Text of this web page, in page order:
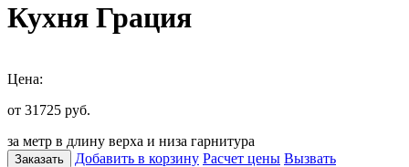
Кухня Грация
Цена:
от 31725 руб.
за метр в длину верха и низа гарнитура
Заказать Добавить в корзину Расчет цены Вызвать